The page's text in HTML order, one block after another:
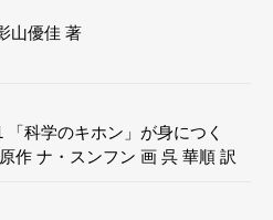
山優佳 著
「科学のキホン」が身につく
作 ナ・スンフン 画 呉 華順 訳